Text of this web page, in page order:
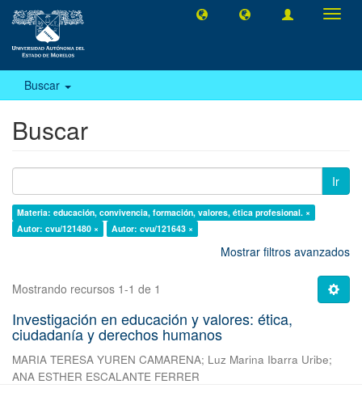
Buscar
Buscar
Ir
Materia: educación, convivencia, formación, valores, ética profesional. ×
Autor: cvu/121480 ×
Autor: cvu/121643 ×
Mostrar filtros avanzados
Mostrando recursos 1-1 de 1
Investigación en educación y valores: ética,
ciudadanía y derechos humanos
MARIA TERESA YUREN CAMARENA; Luz Marina Ibarra Uribe;
ANA ESTHER ESCALANTE FERRER